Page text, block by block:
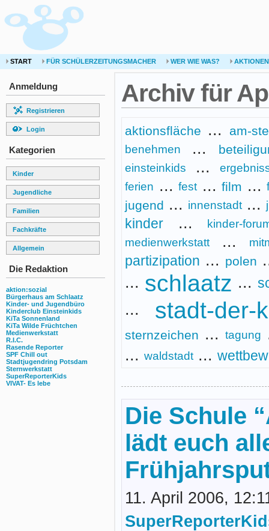
START FÜR SCHÜLERZEITUNGSMACHER WER WIE WAS? AKTIONEN
Anmeldung
Registrieren
Login
Kategorien
Kinder
Jugendliche
Familien
Fachkräfte
Allgemein
Die Redaktion
aktion:sozial
Bürgerhaus am Schlaatz
Kinder- und Jugendbüro
Kinderclub Einsteinkids
KiTa Sonnenland
KiTa Wilde Früchtchen
Medienwerkstatt
R.I.C.
Rasende Reporter
SPF Chill out
Stadtjugendring Potsdam
Sternwerkstatt
SuperReporterKids
VIVAT- Es lebe
Archiv für
aktionsfläche ... am-
benehmen ...
einsteinkids ...
ferien ... fest... film ...
jugend ... innenstadt...
kinder ...
kinder-
medienwerkstatt...
partizipation ... polen
... schlaatz ...
... stadt-der-
sternzeichen ...tagung
... waldstadt...
Die Schule
lädt euch
11. April 2006,